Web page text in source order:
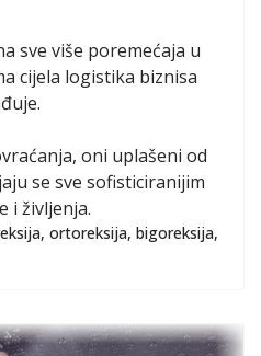
sve više poremećaja u
cijela logistika biznisa
oni uplašeni od
se sve sofisticiranijim
i življenja.
ortoreksija, bigoreksija,